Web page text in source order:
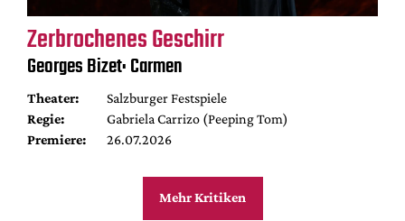
Zerbrochenes Geschirr
Georges Bizet: Carmen
Theater:
Salzburger Festspiele
Regie:
Gabriela Carrizo (Peeping Tom)
Premiere:
26.07.2026
Mehr Kritiken